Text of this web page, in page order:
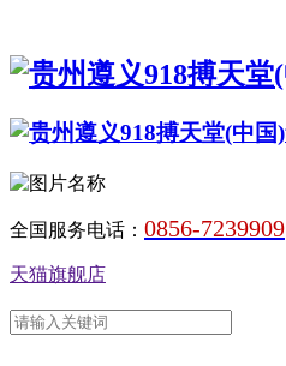
全国服务电话： 0856-7239909
天猫旗舰店